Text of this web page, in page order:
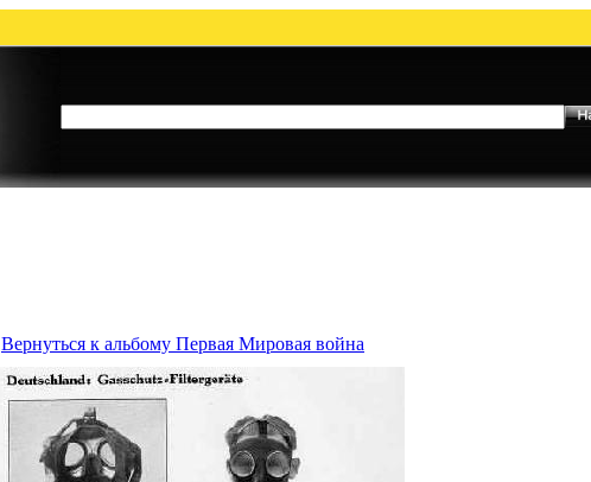
Вернуться к альбому Первая Мировая война